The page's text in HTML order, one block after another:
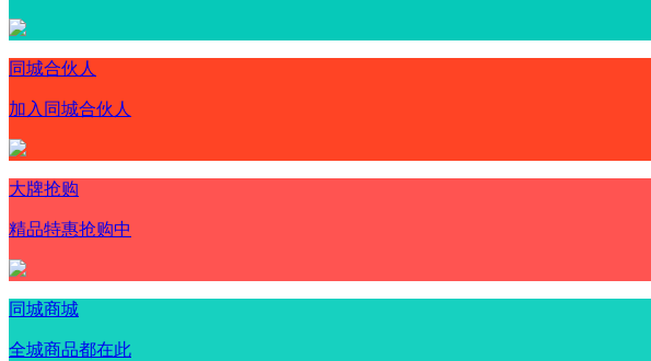
同城合伙人
加入同城合伙人
大牌抢购
精品特惠抢购中
同城商城
全城商品都在此